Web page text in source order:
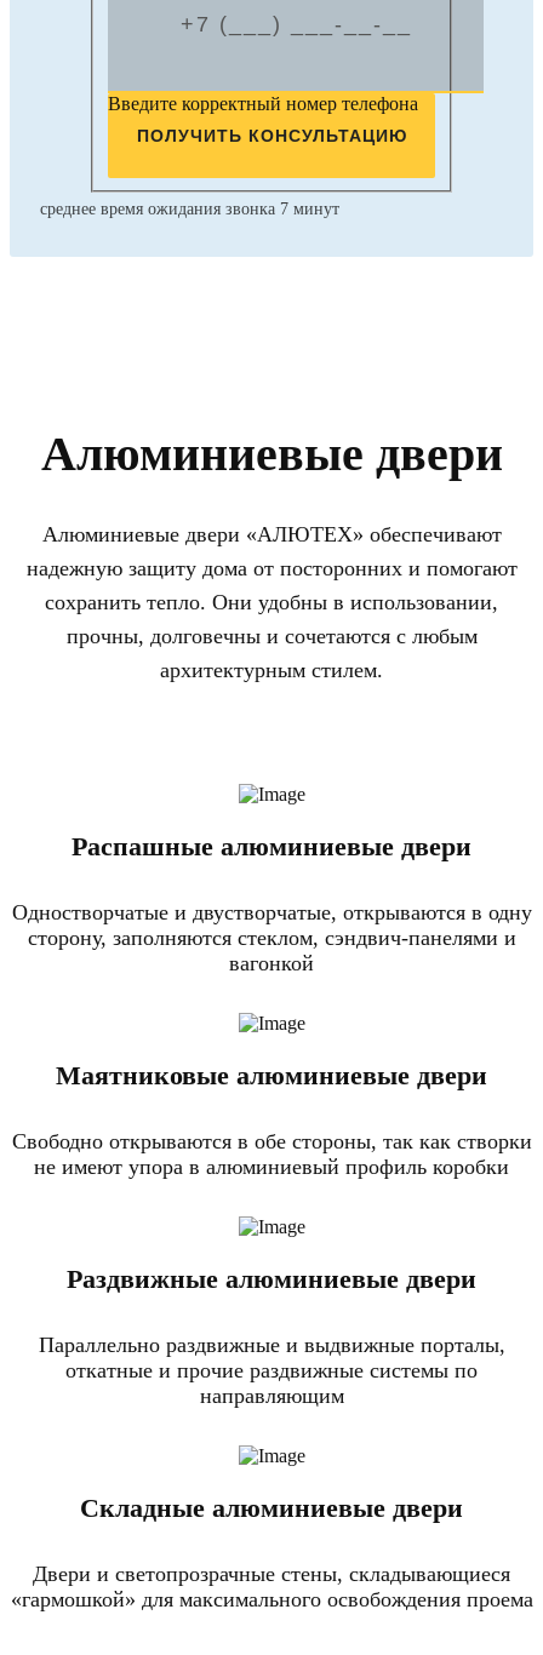
Введите корректный номер телефона
ПОЛУЧИТЬ КОНСУЛЬТАЦИЮ
среднее время ожидания звонка 7 минут
Алюминиевые двери
Алюминиевые двери «АЛЮТЕХ» обеспечивают
надежную защиту дома от посторонних и помогают
сохранить тепло. Они удобны в использовании,
прочны, долговечны и сочетаются с любым
архитектурным стилем.
Распашные алюминиевые двери
Одностворчатые и двустворчатые, открываются в одну
сторону, заполняются стеклом, сэндвич-панелями и
вагонкой
Маятниковые алюминиевые двери
Свободно открываются в обе стороны, так как створки
не имеют упора в алюминиевый профиль коробки
Раздвижные алюминиевые двери
Параллельно раздвижные и выдвижные порталы,
откатные и прочие раздвижные системы по
направляющим
Складные алюминиевые двери
Двери и светопрозрачные стены, складывающиеся
«гармошкой» для максимального освобождения проема